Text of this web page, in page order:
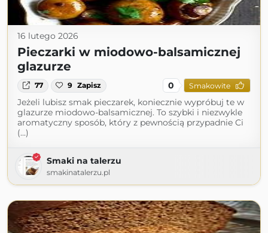
16 lutego 2026
Pieczarki w miodowo-balsamicznej
glazurze
77 9 Zapisz 0 Smakowite
Jeżeli lubisz smak pieczarek, koniecznie wypróbuj te w
glazurze miodowo-balsamicznej. To szybki i niezwykle
aromatyczny sposób, który z pewnością przypadnie Ci
(...)
Smaki na talerzu
smakinatalerzu.pl